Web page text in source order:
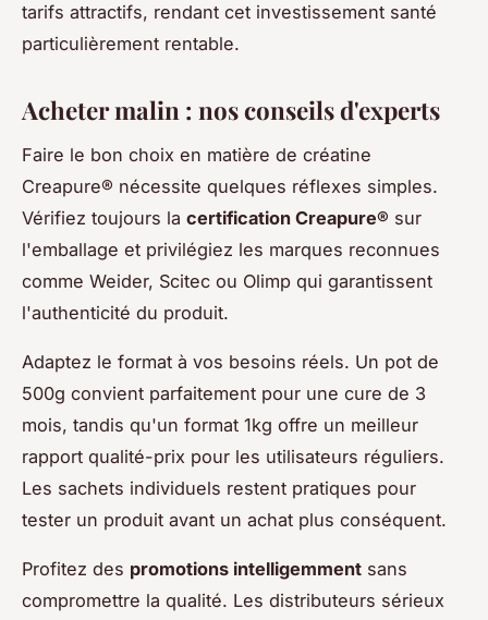
tarifs attractifs, rendant cet investissement santé
particulièrement rentable.
Acheter malin : nos conseils d'experts
Faire le bon choix en matière de créatine
Creapure® nécessite quelques réflexes simples.
Vérifiez toujours la certification Creapure® sur
l'emballage et privilégiez les marques reconnues
comme Weider, Scitec ou Olimp qui garantissent
l'authenticité du produit.
Adaptez le format à vos besoins réels. Un pot de
500g convient parfaitement pour une cure de 3
mois, tandis qu'un format 1kg offre un meilleur
rapport qualité-prix pour les utilisateurs réguliers.
Les sachets individuels restent pratiques pour
tester un produit avant un achat plus conséquent.
Profitez des promotions intelligemment sans
compromettre la qualité. Les distributeurs sérieux